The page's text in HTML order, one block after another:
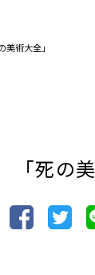
術大全」
死の美